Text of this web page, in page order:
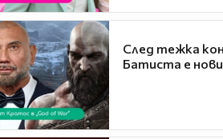
След тежка
Батиста е